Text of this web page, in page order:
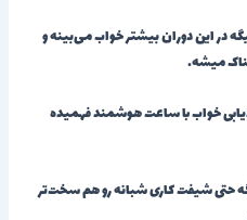
در این دوران بیشتر خواب می‌بینه و
میشه.
خواب با ساعت هوشمند فهمیده
حتی شیفت کاری شبانه رو هم سخت‌تر